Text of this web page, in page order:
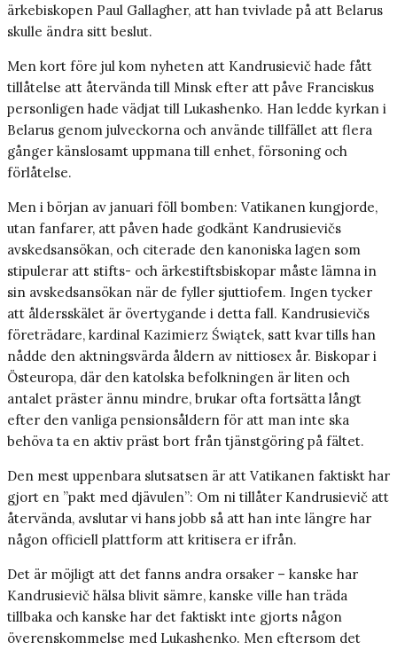
ärkebiskopen Paul Gallagher, att han tvivlade på att Belarus
skulle ändra sitt beslut.
Men kort före jul kom nyheten att Kandrusievič hade fått
tillåtelse att återvända till Minsk efter att påve Franciskus
personligen hade vädjat till Lukashenko. Han ledde kyrkan i
Belarus genom julveckorna och använde tillfället att flera
gånger känslosamt uppmana till enhet, försoning och
förlåtelse.
Men i början av januari föll bomben: Vatikanen kungjorde,
utan fanfarer, att påven hade godkänt Kandrusievičs
avskedsansökan, och citerade den kanoniska lagen som
stipulerar att stifts- och ärkestiftsbiskopar måste lämna in
sin avskedsansökan när de fyller sjuttiofem. Ingen tycker
att åldersskälet är övertygande i detta fall. Kandrusievičs
företrädare, kardinal Kazimierz Świątek, satt kvar tills han
nådde den aktningsvärda åldern av nittiosex år. Biskopar i
Östeuropa, där den katolska befolkningen är liten och
antalet präster ännu mindre, brukar ofta fortsätta långt
efter den vanliga pensionsåldern för att man inte ska
behöva ta en aktiv präst bort från tjänstgöring på fältet.
Den mest uppenbara slutsatsen är att ­Vatikanen faktiskt har
gjort en ”pakt med djävulen”: Om ni tillåter Kandrusievič att
återvända, avslutar vi hans jobb så att han inte längre har
någon officiell plattform att kritisera er ifrån.
Det är möjligt att det fanns andra orsaker – kanske har
Kandrusievič hälsa blivit sämre, kanske ville han träda
tillbaka och kanske har det faktiskt inte gjorts någon
överenskommelse med Lukashenko. Men eftersom det